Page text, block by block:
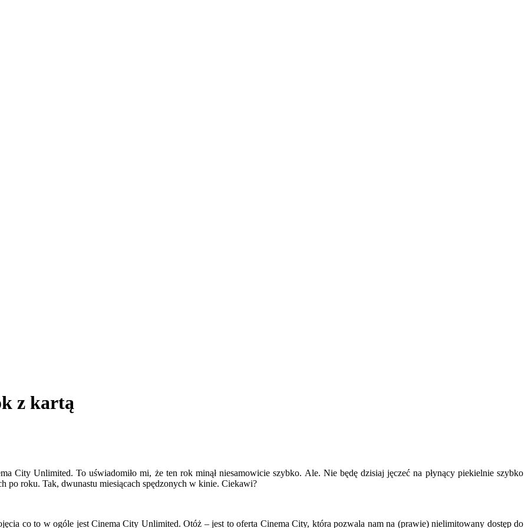
z kartą
City Unlimited. To uświadomiło mi, że ten rok minął niesamowicie szybko. Ale. Nie będę dzisiaj jęczeć na płynący piekielnie szybko
po roku. Tak, dwunastu miesiącach spędzonych w kinie. Ciekawi?
co to w ogóle jest Cinema City Unlimited. Otóż – jest to oferta Cinema City, która pozwala nam na (prawie) nielimitowany dostęp do